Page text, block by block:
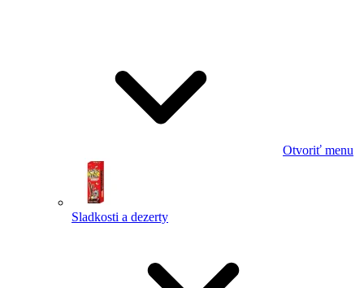
Otvoriť menu
Sladkosti a dezerty